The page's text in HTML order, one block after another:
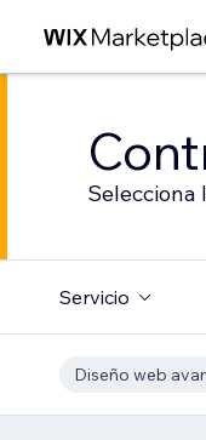
Selecciona
Servicio
Diseño web